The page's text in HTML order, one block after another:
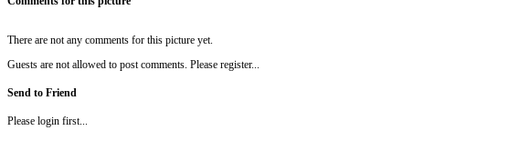
There are not any comments for this picture yet.
Guests are not allowed to post comments. Please register...
Send to Friend
Please login first...